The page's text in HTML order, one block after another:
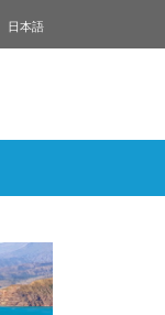
日本語